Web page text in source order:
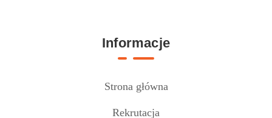
Informacje
Strona główna
Rekrutacja